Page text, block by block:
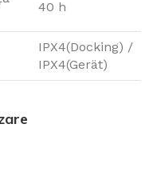
40 h
IPX4(Docking) /
IPX4(Gerät)